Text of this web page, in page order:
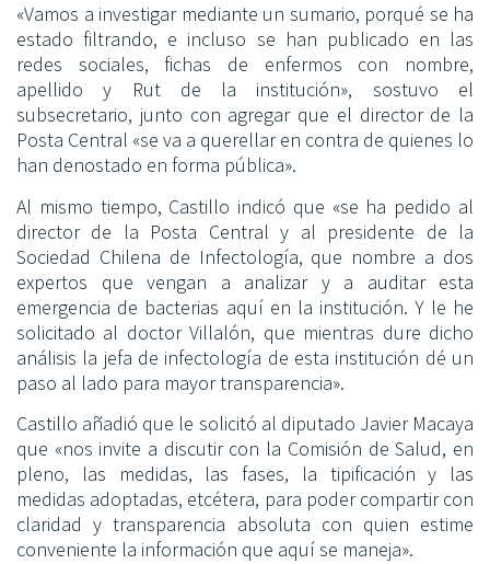
«Vamos a investigar mediante un sumario, porqué se ha
estado filtrando, e incluso se han publicado en las
redes sociales, fichas de enfermos con nombre,
apellido y Rut de la institución», sostuvo el
subsecretario, junto con agregar que el director de la
Posta Central «se va a querellar en contra de quienes lo
han denostado en forma pública».
Al mismo tiempo, Castillo indicó que «se ha pedido al
director de la Posta Central y al presidente de la
Sociedad Chilena de Infectología, que nombre a dos
expertos que vengan a analizar y a auditar esta
emergencia de bacterias aquí en la institución. Y le he
solicitado al doctor Villalón, que mientras dure dicho
análisis la jefa de infectología de esta institución dé un
paso al lado para mayor transparencia».
Castillo añadió que le solicitó al diputado Javier Macaya
que «nos invite a discutir con la Comisión de Salud, en
pleno, las medidas, las fases, la tipificación y las
medidas adoptadas, etcétera, para poder compartir con
claridad y transparencia absoluta con quien estime
conveniente la información que aquí se maneja».